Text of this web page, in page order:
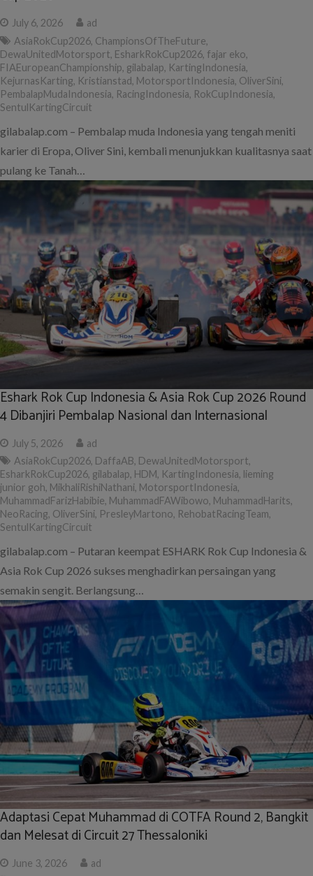
July 6, 2026
ad
AsiaRokCup2026, ChampionsOfTheFuture,
DewaUnitedMotorsport, EsharkRokCup2026, fajar eko,
FIAEuropeanChampionship, gilabalap, KartingIndonesia,
KejurnasKarting, Kristianstad, MotorsportIndonesia, OliverSini,
PembalapMudaIndonesia, RacingIndonesia, RokCupIndonesia,
SentulKartingCircuit
gilabalap.com – Pembalap muda Indonesia yang tengah meniti
karier di Eropa, Oliver Sini, kembali menunjukkan kualitasnya saat
pulang ke Tanah…
Eshark Rok Cup Indonesia & Asia Rok Cup 2026 Round
4 Dibanjiri Pembalap Nasional dan Internasional
July 5, 2026
ad
AsiaRokCup2026, DaffaAB, DewaUnitedMotorsport,
EsharkRokCup2026, gilabalap, HDM, KartingIndonesia, lieming
junior goh, MikhaliRishiNathani, MotorsportIndonesia,
MuhammadFarizHabibie, MuhammadFAWibowo, MuhammadHarits,
NeoRacing, OliverSini, PresleyMartono, RehobatRacingTeam,
SentulKartingCircuit
gilabalap.com – Putaran keempat ESHARK Rok Cup Indonesia &
Asia Rok Cup 2026 sukses menghadirkan persaingan yang
semakin sengit. Berlangsung…
Adaptasi Cepat Muhammad di COTFA Round 2, Bangkit
dan Melesat di Circuit 27 Thessaloniki
June 3, 2026
ad